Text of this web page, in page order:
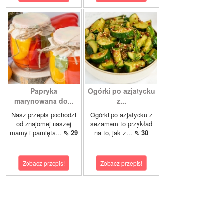
Papryka
marynowana do...
Nasz przepis pochodzi
od znajomej naszej
mamy i pamięta... ⇖ 29
Zobacz przepis!
Ogórki po azjatycku
z...
Ogórki po azjatycku z
sezamem to przykład
na to, jak z... ⇖ 30
Zobacz przepis!